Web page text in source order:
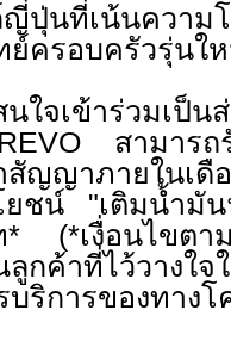
ปุ่นที่เน้นความ
ครอบครัวรุ่นใ
ใจเข้าร่วมเป็น
REVO สามารถ
ำสัญญาภายใ
ยชน์ "เติมน้ำมั
(*เงื่อนไขต
กค้าที่ไว้วางใจ
บริการของทางโ